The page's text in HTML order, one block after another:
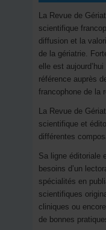
La Revue de
scientifique
diffusion et la
de la gériatrie.
elle est
référence auprès
francophone de la
La Revue de
scientifique et
différentes
Sa ligne éditoriale
besoins d’un
spécialités en
scientifiques
cliniques ou
de bonnes